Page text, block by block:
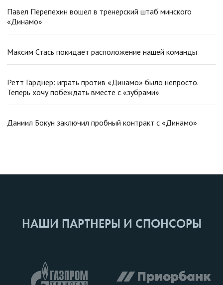
Павел Перепехин вошел в тренерский штаб минского
«Динамо»
Максим Стась покидает расположение нашей команды
Ретт Гарднер: играть против «Динамо» было непросто.
Теперь хочу побеждать вместе с «зубрами»
Даниил Бокун заключил пробный контракт с «Динамо»
НАШИ ПАРТНЕРЫ И СПОНСОРЫ